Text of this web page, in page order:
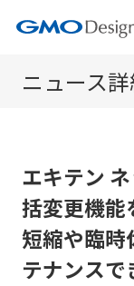
ホーム
サービス
エキテン
IR情報
IR情報
企業情報
ニュース
エキテン
括変更機能
短縮や臨時
テナンス